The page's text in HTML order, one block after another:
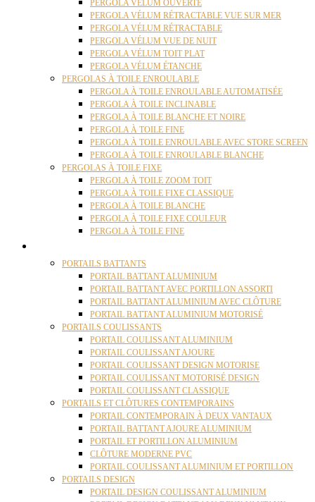
PERGOLA VÉLUM OUVERTE
PERGOLA VÉLUM RÉTRACTABLE VUE SUR MER
PERGOLA VÉLUM RÉTRACTABLE
PERGOLA VÉLUM VUE DE NUIT
PERGOLA VÉLUM TOIT PLAT
PERGOLA VÉLUM ÉTANCHE
PERGOLAS À TOILE ENROULABLE
PERGOLA À TOILE ENROULABLE AUTOMATISÉE
PERGOLA À TOILE INCLINABLE
PERGOLA À TOILE BLANCHE ET NOIRE
PERGOLA À TOILE FINE
PERGOLA À TOILE ENROULABLE AVEC STORE SCREEN
PERGOLA À TOILE ENROULABLE BLANCHE
PERGOLAS À TOILE FIXE
PERGOLA À TOILE ZOOM TOIT
PERGOLA À TOILE FIXE CLASSIQUE
PERGOLA À TOILE BLANCHE
PERGOLA À TOILE FIXE COULEUR
PERGOLA À TOILE FINE
PORTAILS BATTANTS
PORTAIL BATTANT ALUMINIUM
PORTAIL BATTANT AVEC PORTILLON ASSORTI
PORTAIL BATTANT ALUMINIUM AVEC CLÔTURE
PORTAIL BATTANT ALUMINIUM MOTORISÉ
PORTAILS COULISSANTS
PORTAIL COULISSANT ALUMINIUM
PORTAIL COULISSANT AJOURE
PORTAIL COULISSANT DESIGN MOTORISE
PORTAIL COULISSANT MOTORISÉ DESIGN
PORTAIL COULISSANT CLASSIQUE
PORTAILS ET CLÔTURES CONTEMPORAINS
PORTAIL CONTEMPORAIN À DEUX VANTAUX
PORTAIL BATTANT AJOURE ALUMINIUM
PORTAIL ET PORTILLON ALUMINIUM
CLÔTURE MODERNE PVC
PORTAIL COULISSANT ALUMINIUM ET PORTILLON
PORTAILS DESIGN
PORTAIL DESIGN COULISSANT ALUMINIUM